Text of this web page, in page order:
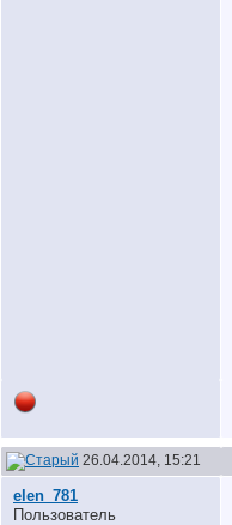
26.04.2014, 15:21
elen_781
Пользователь